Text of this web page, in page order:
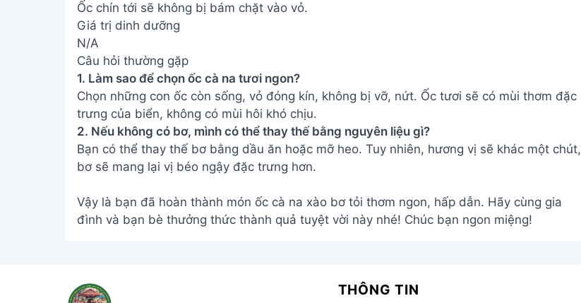
Ốc chín tới sẽ không bị bám chặt vào vỏ.
Giá trị dinh dưỡng
N/A
Câu hỏi thường gặp
1. Làm sao để chọn ốc cà na tươi ngon?
Chọn những con ốc còn sống, vỏ đóng kín, không bị vỡ, nứt. Ốc tươi sẽ có mùi thơm đặc
trưng của biển, không có mùi hôi khó chịu.
2. Nếu không có bơ, mình có thể thay thế bằng nguyên liệu gì?
Bạn có thể thay thế bơ bằng dầu ăn hoặc mỡ heo. Tuy nhiên, hương vị sẽ khác một chút,
bơ sẽ mang lại vị béo ngậy đặc trưng hơn.
Vậy là bạn đã hoàn thành món ốc cà na xào bơ tỏi thơm ngon, hấp dẫn. Hãy cùng gia
đình và bạn bè thưởng thức thành quả tuyệt vời này nhé! Chúc bạn ngon miệng!
THÔNG TIN